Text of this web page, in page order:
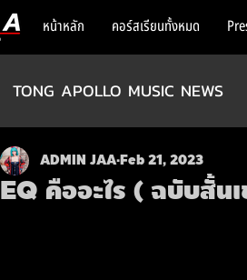
หน้าหลัก คอร์สเรียนทั้งหมด
TONG APOLLO MUSIC NEWS
EQ คืออะไร ( ฉบับสั้น
ADMIN JAA Feb 21, 2023